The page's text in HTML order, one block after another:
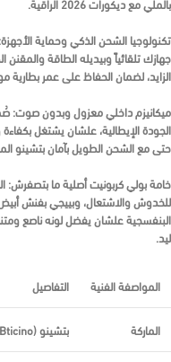
تكنولوجيا الشحن الذكي وحماية الأجهزة:
جهازك تلقائياً وبيديله الطاقة
الزايد، لضمان الحفاظ على عمر بطارية
ميكانيزم داخلي معزول وبدون صوت:
الجودة الإيطالية، علشان يشتغل
حتى مع الشحن الطويل بآمان بتشينو
خامة بولي كربونيت أصلية ما بتصفرش:
للخدوش والاشتعال، وبييجي بفنش
البنفسجية علشان يفضل لونه ناصع
ليد.
المواصفة الفنية التفاصيل
الماركة بتشينو (Bticino)